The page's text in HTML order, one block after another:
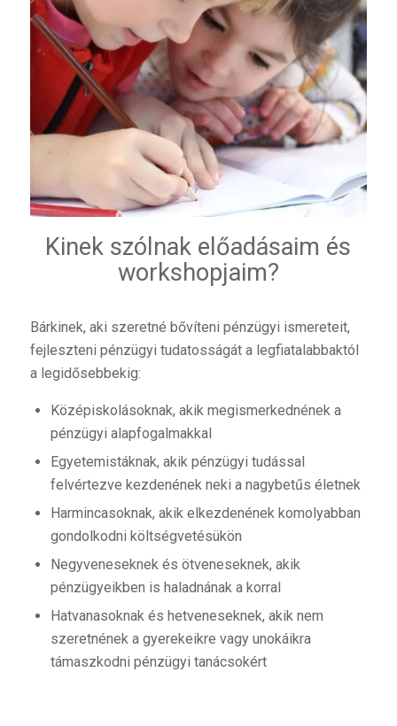
Kinek szólnak előadásaim és
workshopjaim?
Bárkinek, aki szeretné bővíteni pénzügyi ismereteit,
fejleszteni pénzügyi tudatosságát a legfiatalabbaktól
a legidősebbekig:
Középiskolásoknak, akik megismerkednének a
pénzügyi alapfogalmakkal
Egyetemistáknak, akik pénzügyi tudással
felvértezve kezdenének neki a nagybetűs életnek
Harmincasoknak, akik elkezdenének komolyabban
gondolkodni költségvetésükön
Negyveneseknek és ötveneseknek, akik
pénzügyeikben is haladnának a korral
Hatvanasoknak és hetveneseknek, akik nem
szeretnének a gyerekeikre vagy unokáikra
támaszkodni pénzügyi tanácsokért